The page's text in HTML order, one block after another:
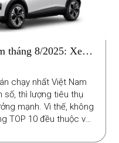
tháng 8/2025: Xe
chạy nhất Việt Nam
số, thì lượng tiêu thụ
mạnh. Vì thế, không
TOP 10 đều thuộc về